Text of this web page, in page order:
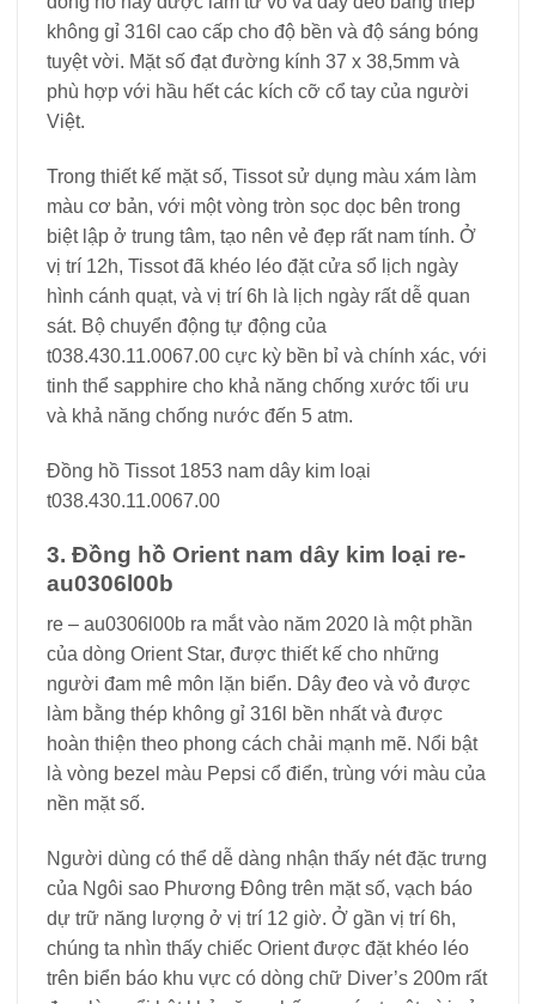
không gỉ 316l cao cấp cho độ bền và độ sáng bóng
tuyệt vời. Mặt số đạt đường kính 37 x 38,5mm và
phù hợp với hầu hết các kích cỡ cổ tay của người
Việt.
Trong thiết kế mặt số, Tissot sử dụng màu xám làm
màu cơ bản, với một vòng tròn sọc dọc bên trong
biệt lập ở trung tâm, tạo nên vẻ đẹp rất nam tính. Ở
vị trí 12h, Tissot đã khéo léo đặt cửa sổ lịch ngày
hình cánh quạt, và vị trí 6h là lịch ngày rất dễ quan
sát. Bộ chuyển động tự động của
t038.430.11.0067.00 cực kỳ bền bỉ và chính xác, với
tinh thể sapphire cho khả năng chống xước tối ưu
và khả năng chống nước đến 5 atm.
Đồng hồ Tissot 1853 nam dây kim loại
t038.430.11.0067.00
3. Đồng hồ Orient nam dây kim loại re-
au0306l00b
re – au0306l00b ra mắt vào năm 2020 là một phần
của dòng Orient Star, được thiết kế cho những
người đam mê môn lặn biển. Dây đeo và vỏ được
làm bằng thép không gỉ 316l bền nhất và được
hoàn thiện theo phong cách chải mạnh mẽ. Nổi bật
là vòng bezel màu Pepsi cổ điển, trùng với màu của
nền mặt số.
Người dùng có thể dễ dàng nhận thấy nét đặc trưng
của Ngôi sao Phương Đông trên mặt số, vạch báo
dự trữ năng lượng ở vị trí 12 giờ. Ở gần vị trí 6h,
chúng ta nhìn thấy chiếc Orient được đặt khéo léo
trên biển báo khu vực có dòng chữ Diver’s 200m rất